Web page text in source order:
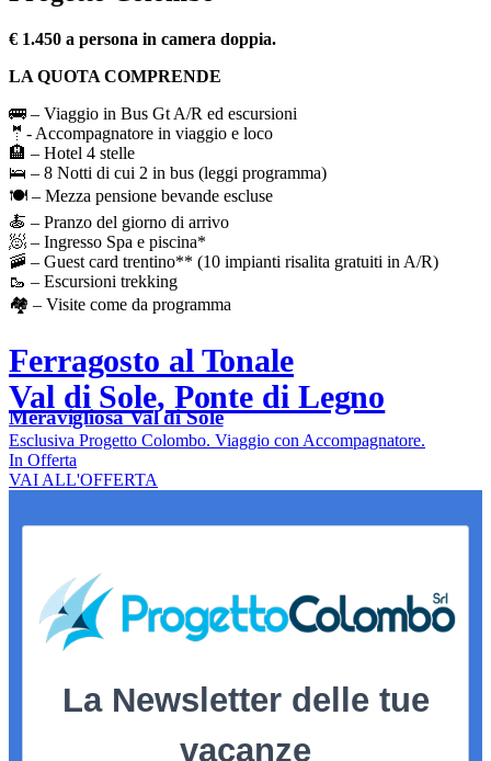
€ 1.450 a persona in camera doppia.
LA QUOTA COMPRENDE
🚌 – Viaggio in Bus Gt A/R ed escursioni
🤵- Accompagnatore in viaggio e loco
🏨 – Hotel 4 stelle
🛌 – 8 Notti di cui 2 in bus (leggi programma)
🍽️ – Mezza pensione bevande escluse
🍝 – Pranzo del giorno di arrivo
🧖 – Ingresso Spa e piscina*
🚠 – Guest card trentino** (10 impianti risalita gratuiti in A/R)
🥾 – Escursioni trekking
🏘️ – Visite come da programma
Ferragosto al Tonale
Val di Sole, Ponte di Legno
Meravigliosa Val di Sole
Esclusiva Progetto Colombo. Viaggio con Accompagnatore.
In Offerta
VAI ALL'OFFERTA
La Newsletter delle tue
vacanze